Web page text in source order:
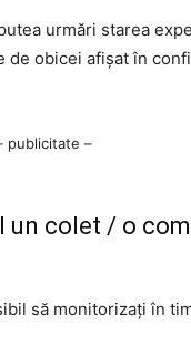
urmări starea
obicei afișat în
publicitate –
colet / o
să monitorizați în